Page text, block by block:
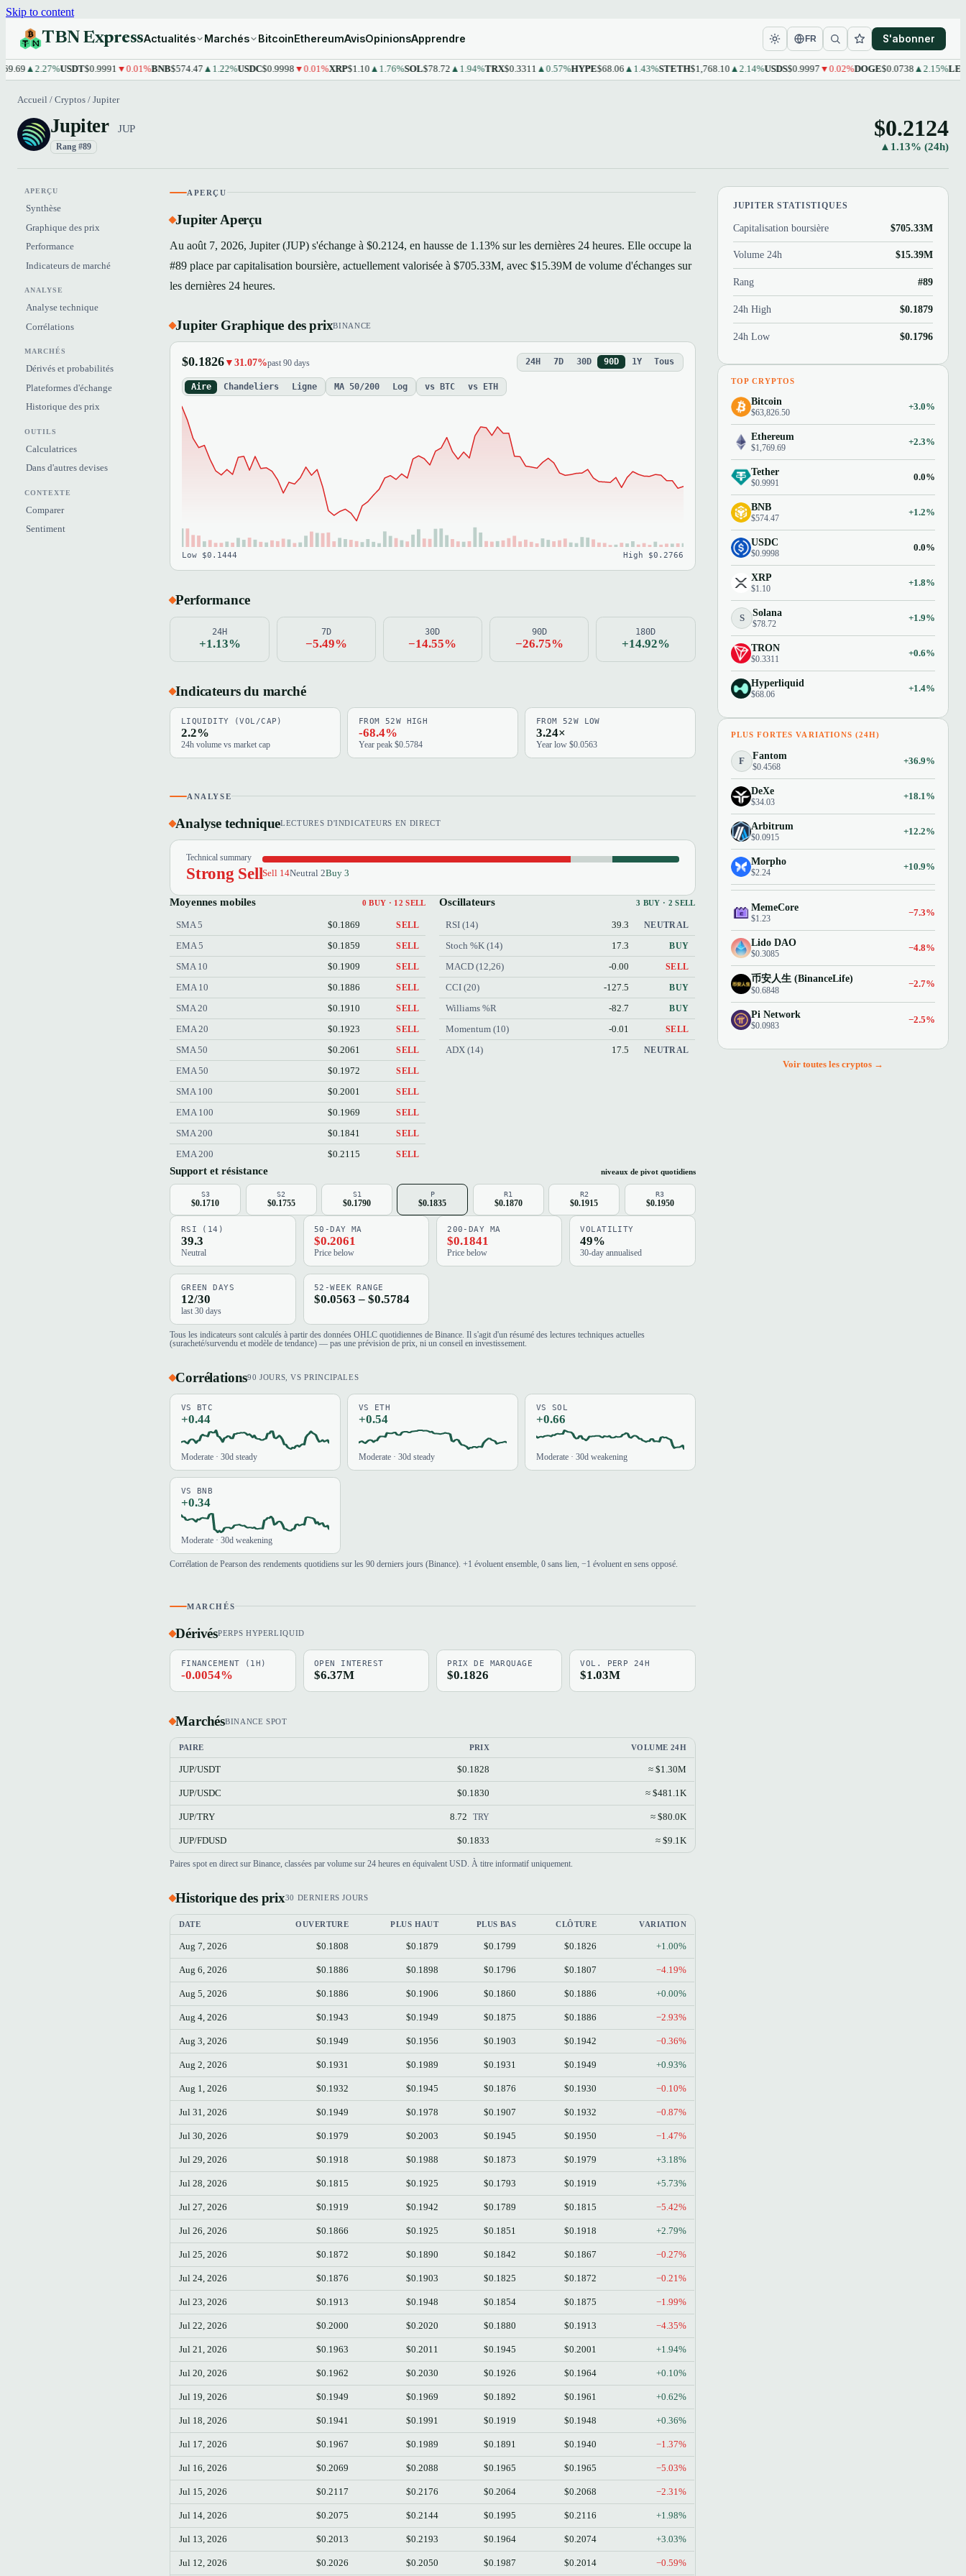
Skip to content
TBN ExpressActualités Marchés BitcoinEthereumAvisOpinionsApprendre FR S'abonner
▲2.27%USDT$0.9991▼0.01%BNB$574.47▲1.22%USDC$0.9998▼0.01%XRP$1.10▲1.76%SOL$78.72▲1.94%TRX$0.3311▲0.57%HYPE$68.06▲1.43%STETH$1,768.10▲2.14%USDS$0.9997▼0.02%DOGE$0.0738▲2.15%LEO
Accueil / Cryptos / Jupiter
Jupiter JUP
Rang #89
$0.2124
▲1.13% (24h)
APERÇU
Synthèse
Graphique des prix
Performance
Indicateurs de marché
ANALYSE
Analyse technique
Corrélations
MARCHÉS
Dérivés et probabilités
Plateformes d'échange
Historique des prix
OUTILS
Calculatrices
Dans d'autres devises
CONTEXTE
Comparer
Sentiment
APERÇU
Jupiter Aperçu
Au août 7, 2026, Jupiter (JUP) s'échange à $0.2124, en hausse de 1.13% sur les dernières 24 heures. Elle occupe la
#89 place par capitalisation boursière, actuellement valorisée à $705.33M, avec $15.39M de volume d'échanges sur
les dernières 24 heures.
Jupiter Graphique des prixBINANCE
$0.1826 ▼31.07%past 90 days 24H 7D 30D 90D 1Y Tous
Aire Chandeliers Ligne MA 50/200 Log vs BTC vs ETH
Low $0.1444 High $0.2766
Performance
24H
+1.13%
7D
−5.49%
30D
−14.55%
90D
−26.75%
180D
+14.92%
Indicateurs du marché
LIQUIDITY (VOL/CAP)
2.2%
24h volume vs market cap
FROM 52W HIGH
-68.4%
Year peak $0.5784
FROM 52W LOW
3.24×
Year low $0.0563
ANALYSE
Analyse techniqueLECTURES D'INDICATEURS EN DIRECT
Technical summary
Strong SellSell 14Neutral 2Buy 3
Moyennes mobiles 0 BUY · 12 SELL
SMA 5 $0.1869 SELL
EMA 5 $0.1859 SELL
SMA 10 $0.1909 SELL
EMA 10 $0.1886 SELL
SMA 20 $0.1910 SELL
EMA 20 $0.1923 SELL
SMA 50 $0.2061 SELL
EMA 50 $0.1972 SELL
SMA 100 $0.2001 SELL
EMA 100 $0.1969 SELL
SMA 200 $0.1841 SELL
EMA 200 $0.2115 SELL
Oscillateurs 3 BUY · 2 SELL
RSI (14) 39.3 NEUTRAL
Stoch %K (14) 17.3 BUY
MACD (12,26) -0.00 SELL
CCI (20) -127.5 BUY
Williams %R -82.7 BUY
Momentum (10) -0.01 SELL
ADX (14) 17.5 NEUTRAL
Support et résistance niveaux de pivot quotidiens
S3
$0.1710
S2
$0.1755
S1
$0.1790
P
$0.1835
R1
$0.1870
R2
$0.1915
R3
$0.1950
RSI (14)
39.3
Neutral
50-DAY MA
$0.2061
Price below
200-DAY MA
$0.1841
Price below
VOLATILITY
49%
30-day annualised
GREEN DAYS
12/30
last 30 days
52-WEEK RANGE
$0.0563 – $0.5784
Tous les indicateurs sont calculés à partir des données OHLC quotidiennes de Binance. Il s'agit d'un résumé des lectures techniques actuelles
(suracheté/survendu et modèle de tendance) — pas une prévision de prix, ni un conseil en investissement.
Corrélations90 JOURS, VS PRINCIPALES
VS BTC
+0.44
Moderate · 30d steady
VS ETH
+0.54
Moderate · 30d steady
VS SOL
+0.66
Moderate · 30d weakening
VS BNB
+0.34
Moderate · 30d weakening
Corrélation de Pearson des rendements quotidiens sur les 90 derniers jours (Binance). +1 évoluent ensemble, 0 sans lien, −1 évoluent en sens opposé.
MARCHÉS
DérivésPERPS HYPERLIQUID
FINANCEMENT (1H)
-0.0054%
OPEN INTEREST
$6.37M
PRIX DE MARQUAGE
$0.1826
VOL. PERP 24H
$1.03M
MarchésBINANCE SPOT
PAIRE PRIX VOLUME 24H
JUP/USDT $0.1828 ≈ $1.30M
JUP/USDC $0.1830 ≈ $481.1K
JUP/TRY 8.72 TRY ≈ $80.0K
JUP/FDUSD $0.1833 ≈ $9.1K
Paires spot en direct sur Binance, classées par volume sur 24 heures en équivalent USD. À titre informatif uniquement.
Historique des prix30 DERNIERS JOURS
DATE OUVERTURE PLUS HAUT PLUS BAS CLÔTURE VARIATION
Aug 7, 2026 $0.1808 $0.1879 $0.1799 $0.1826 +1.00%
Aug 6, 2026 $0.1886 $0.1898 $0.1796 $0.1807 −4.19%
Aug 5, 2026 $0.1886 $0.1906 $0.1860 $0.1886 +0.00%
Aug 4, 2026 $0.1943 $0.1949 $0.1875 $0.1886 −2.93%
Aug 3, 2026 $0.1949 $0.1956 $0.1903 $0.1942 −0.36%
Aug 2, 2026 $0.1931 $0.1989 $0.1931 $0.1949 +0.93%
Aug 1, 2026 $0.1932 $0.1945 $0.1876 $0.1930 −0.10%
Jul 31, 2026 $0.1949 $0.1978 $0.1907 $0.1932 −0.87%
Jul 30, 2026 $0.1979 $0.2003 $0.1945 $0.1950 −1.47%
Jul 29, 2026 $0.1918 $0.1988 $0.1873 $0.1979 +3.18%
Jul 28, 2026 $0.1815 $0.1925 $0.1793 $0.1919 +5.73%
Jul 27, 2026 $0.1919 $0.1942 $0.1789 $0.1815 −5.42%
Jul 26, 2026 $0.1866 $0.1925 $0.1851 $0.1918 +2.79%
Jul 25, 2026 $0.1872 $0.1890 $0.1842 $0.1867 −0.27%
Jul 24, 2026 $0.1876 $0.1903 $0.1825 $0.1872 −0.21%
Jul 23, 2026 $0.1913 $0.1948 $0.1854 $0.1875 −1.99%
Jul 22, 2026 $0.2000 $0.2020 $0.1880 $0.1913 −4.35%
Jul 21, 2026 $0.1963 $0.2011 $0.1945 $0.2001 +1.94%
Jul 20, 2026 $0.1962 $0.2030 $0.1926 $0.1964 +0.10%
Jul 19, 2026 $0.1949 $0.1969 $0.1892 $0.1961 +0.62%
Jul 18, 2026 $0.1941 $0.1991 $0.1919 $0.1948 +0.36%
Jul 17, 2026 $0.1967 $0.1989 $0.1891 $0.1940 −1.37%
Jul 16, 2026 $0.2069 $0.2088 $0.1965 $0.1965 −5.03%
Jul 15, 2026 $0.2117 $0.2176 $0.2064 $0.2068 −2.31%
Jul 14, 2026 $0.2075 $0.2144 $0.1995 $0.2116 +1.98%
Jul 13, 2026 $0.2013 $0.2193 $0.1964 $0.2074 +3.03%
Jul 12, 2026 $0.2026 $0.2050 $0.1987 $0.2014 −0.59%
JUPITER STATISTIQUES
Capitalisation boursière $705.33M
Volume 24h $15.39M
Rang #89
24h High $0.1879
24h Low $0.1796
TOP CRYPTOS
Bitcoin
$63,826.50
+3.0%
Ethereum
$1,769.69
+2.3%
Tether
$0.9991
0.0%
BNB
$574.47
+1.2%
USDC
$0.9998
0.0%
XRP
$1.10
+1.8%
S Solana
$78.72
+1.9%
TRON
$0.3311
+0.6%
Hyperliquid
$68.06
+1.4%
PLUS FORTES VARIATIONS (24H)
F Fantom
$0.4568
+36.9%
DeXe
$34.03
+18.1%
Arbitrum
$0.0915
+12.2%
Morpho
$2.24
+10.9%
MemeCore
$1.23
−7.3%
Lido DAO
$0.3085
−4.8%
币安人生 (BinanceLife)
$0.6848
−2.7%
Pi Network
$0.0983
−2.5%
Voir toutes les cryptos →